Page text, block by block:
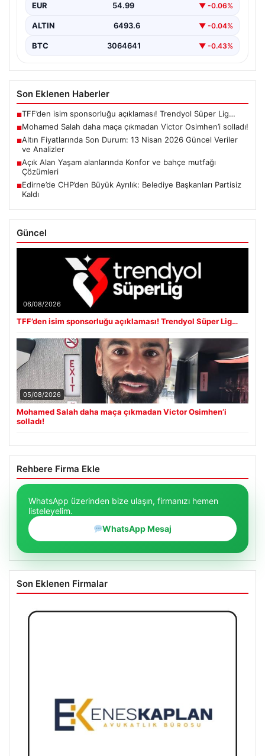
EUR 54.99 ▼ -0.06%
ALTIN 6493.6 ▼ -0.04%
BTC 3064641 ▼ -0.43%
Son Eklenen Haberler
■TFF’den isim sponsorluğu açıklaması! Trendyol Süper Lig…
■Mohamed Salah daha maça çıkmadan Victor Osimhen’i solladı!
■Altın Fiyatlarında Son Durum: 13 Nisan 2026 Güncel Veriler
ve Analizler
■Açık Alan Yaşam alanlarında Konfor ve bahçe mutfağı
Çözümleri
■Edirne’de CHP’den Büyük Ayrılık: Belediye Başkanları Partisiz
Kaldı
Güncel
06/08/2026
TFF’den isim sponsorluğu açıklaması! Trendyol Süper Lig…
05/08/2026
Mohamed Salah daha maça çıkmadan Victor Osimhen’i
solladı!
Rehbere Firma Ekle
WhatsApp üzerinden bize ulaşın, firmanızı hemen
listeleyelim.
WhatsApp Mesaj
Son Eklenen Firmalar